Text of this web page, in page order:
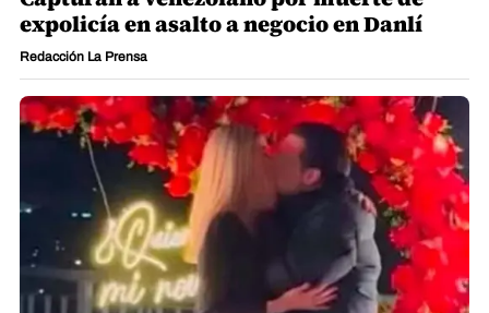
expolicía en asalto a negocio en Danlí
Redacción La Prensa